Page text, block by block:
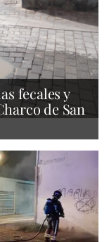
fecales y
de San